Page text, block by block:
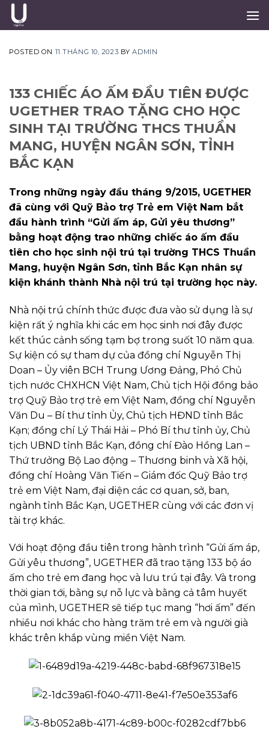
Skip
POSTED ON 11 THÁNG 10, 2023 BYADMIN
133 CHIẾC ÁO ẤM ĐẦU TIÊN ĐƯỢC
UGETHER TRAO TẶNG CHO HỌC
SINH TẠI TRƯỜNG THCS THUẦN
MANG, HUYỆN NGÂN SƠN, TỈNH
BẮC KẠN
Trong những ngày đầu tháng 9/2015, UGETHER
đã cùng với Quỹ Bảo trợ Trẻ em Việt Nam bắt
đầu hành trình “Gửi ấm áp, Gửi yêu thương”
bằng hoạt động trao những chiếc áo ấm đầu
tiên cho học sinh nội trú tại trường THCS Thuần
Mang, huyện Ngân Sơn, tỉnh Bắc Kạn nhân sự
kiện khánh thành Nhà nội trú tại trường học này.
Nhà nội trú chính thức được đưa vào sử dụng là sự
kiện rất ý nghĩa khi các em học sinh nơi đây được
kết thúc cảnh sống tạm bợ trong suốt 10 năm qua.
Sự kiện có sự tham dự của đồng chí Nguyễn Thị
Doan – Ủy viên BCH Trung Ương Đảng, Phó Chủ
tịch nước CHXHCN Việt Nam, Chủ tịch Hội đồng bảo
trợ Quỹ Bảo trợ trẻ em Việt Nam, đồng chí Nguyễn
Văn Du – Bí thư tỉnh Ủy, Chủ tịch HĐND tỉnh Bắc
Kạn; đồng chí Lý Thái Hải – Phó Bí thư tỉnh ủy, Chủ
tịch UBND tỉnh Bắc Kạn, đồng chí Đào Hồng Lan –
Thứ trưởng Bộ Lao động – Thương binh và Xã hội,
đồng chí Hoàng Văn Tiến – Giám đốc Quỹ Bảo trợ
trẻ em Việt Nam, đại diện các cơ quan, sở, ban,
ngành tỉnh Bắc Kạn, UGETHER cùng với các đơn vị
tài trợ khác.
Với hoạt động đầu tiên trong hành trình “Gửi ấm áp,
Gửi yêu thương”, UGETHER đã trao tặng 133 bộ áo
ấm cho trẻ em đang học và lưu trú tại đây. Và trong
thời gian tới, bằng sự nỗ lực và bằng cả tâm huyết
của mình, UGETHER sẽ tiếp tục mang “hơi ấm” đến
nhiều nơi khác cho hàng trăm trẻ em và người già
khác trên khắp vùng miền Việt Nam.